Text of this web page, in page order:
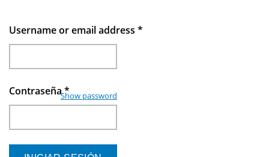
Username or email address *
Contraseña*
Show password